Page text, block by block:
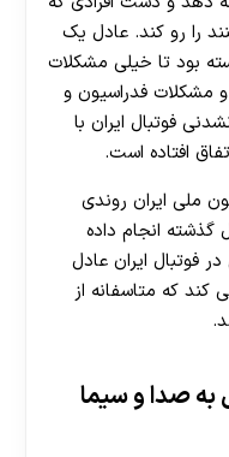
را رو کند. عادل یک
بود تا خیلی مشکلات
و مشکلات فدراسیون و
فوتبال ایران با
افتاده است.
ملی ایران روندی
که فردوسی پور در 20 سال گذشته انجام داده
فوتبال ایران عادل
که متاسفانه از
به صدا و سیما